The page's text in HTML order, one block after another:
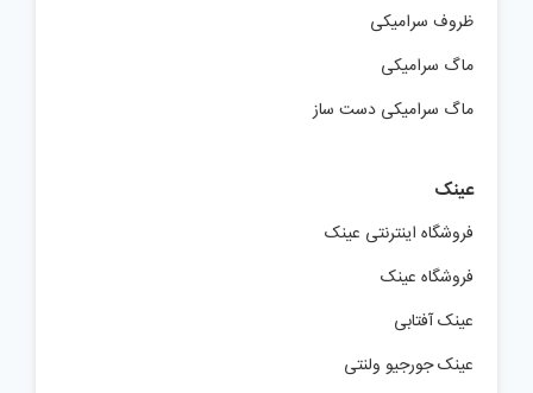
ظروف سرامیکی
ماگ سرامیکی
ماگ سرامیکی دست ساز
عینک
فروشگاه اینترنتی عینک
فروشگاه عینک
عینک آفتابی
عینک جورجیو ولنتی